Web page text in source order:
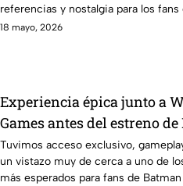
referencias y nostalgia para los fans
Oscuro.
18 mayo, 2026
Experiencia épica junto a
Games antes del estreno de
Batman: El Legado del
Noche
Tuvimos acceso exclusivo,
un vistazo muy de cerca a uno de
más esperados para fans de Batman